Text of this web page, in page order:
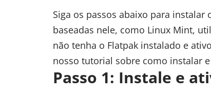
Siga os passos abaixo para
baseadas nele, como Linux Mint,
não tenha o Flatpak instalado e
nosso tutorial sobre como instalar
Passo 1: Instale e